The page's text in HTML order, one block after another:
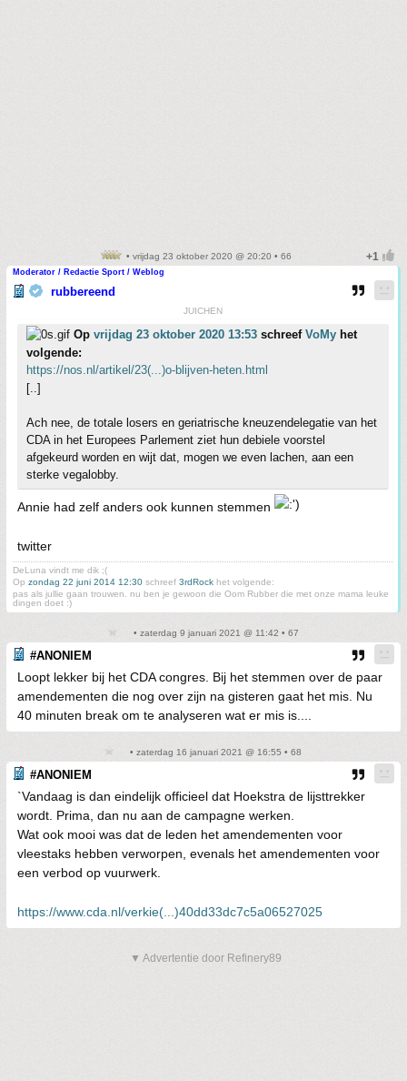
• vrijdag 23 oktober 2020 @ 20:20 • 66
Moderator / Redactie Sport / Weblog
rubbereend
JUICHEN
Op vrijdag 23 oktober 2020 13:53 schreef VoMy het
volgende:
https://nos.nl/artikel/23(...)o-blijven-heten.html
[..]
Ach nee, de totale losers en geriatrische kneuzendelegatie van het
CDA in het Europees Parlement ziet hun debiele voorstel
afgekeurd worden en wijt dat, mogen we even lachen, aan een
sterke vegalobby.
Annie had zelf anders ook kunnen stemmen
twitter
DeLuna vindt me dik ;(
Op zondag 22 juni 2014 12:30 schreef 3rdRock het volgende:
pas als jullie gaan trouwen. nu ben je gewoon die Oom Rubber die met onze mama leuke
dingen doet :)
• zaterdag 9 januari 2021 @ 11:42 • 67
#ANONIEM
Loopt lekker bij het CDA congres. Bij het stemmen over de paar
amendementen die nog over zijn na gisteren gaat het mis. Nu
40 minuten break om te analyseren wat er mis is....
• zaterdag 16 januari 2021 @ 16:55 • 68
#ANONIEM
`Vandaag is dan eindelijk officieel dat Hoekstra de lijsttrekker
wordt. Prima, dan nu aan de campagne werken.
Wat ook mooi was dat de leden het amendementen voor
vleestaks hebben verworpen, evenals het amendementen voor
een verbod op vuurwerk.
https://www.cda.nl/verkie(...)40dd33dc7c5a06527025
▼ Advertentie door Refinery89